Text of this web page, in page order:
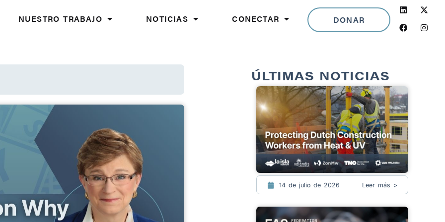
NUESTRO TRABAJO NOTICIAS CONECTAR DONAR
LinkedIn
Facebook
ÚLTIMAS NOTICIAS
14 de julio de 2026 Leer más >